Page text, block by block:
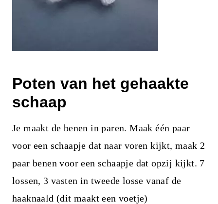
Poten van het gehaakte
schaap
Je maakt de benen in paren. Maak één paar
voor een schaapje dat naar voren kijkt, maak 2
paar benen voor een schaapje dat opzij kijkt. 7
lossen, 3 vasten in tweede losse vanaf de
haaknaald (dit maakt een voetje)